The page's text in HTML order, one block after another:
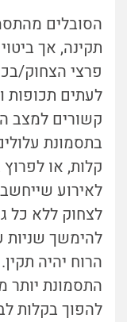
הסובלים
תקינה, אך
פרצי הצחוק/
לעתים תכופות
קשורים למצב
בתסמונת
קלות, או
לאירוע
לצחוק ללא כל
להימשך שניות
הרוח יהיה
התסמונת יותר
להפוך בקלות לבכי